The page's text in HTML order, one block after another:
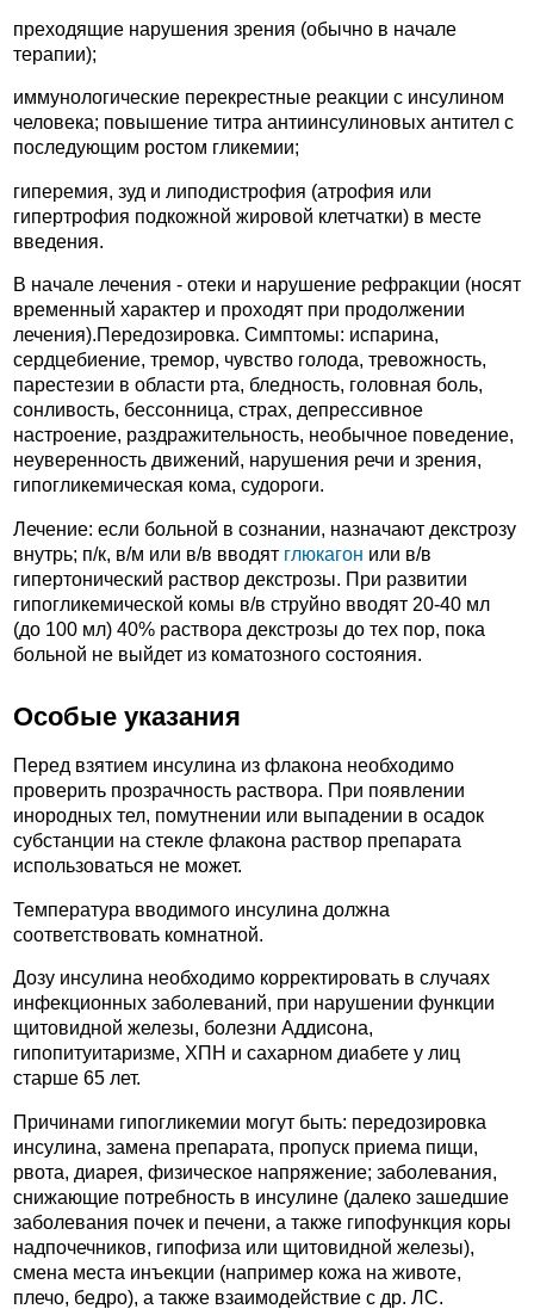
преходящие нарушения зрения (обычно в начале
терапии);
иммунологические перекрестные реакции с инсулином
человека; повышение титра антиинсулиновых антител с
последующим ростом гликемии;
гиперемия, зуд и липодистрофия (атрофия или
гипертрофия подкожной жировой клетчатки) в месте
введения.
В начале лечения - отеки и нарушение рефракции (носят
временный характер и проходят при продолжении
лечения).Передозировка. Симптомы: испарина,
сердцебиение, тремор, чувство голода, тревожность,
парестезии в области рта, бледность, головная боль,
сонливость, бессонница, страх, депрессивное
настроение, раздражительность, необычное поведение,
неуверенность движений, нарушения речи и зрения,
гипогликемическая кома, судороги.
Лечение: если больной в сознании, назначают декстрозу
внутрь; п/к, в/м или в/в вводят глюкагон или в/в
гипертонический раствор декстрозы. При развитии
гипогликемической комы в/в струйно вводят 20-40 мл
(до 100 мл) 40% раствора декстрозы до тех пор, пока
больной не выйдет из коматозного состояния.
Особые указания
Перед взятием инсулина из флакона необходимо
проверить прозрачность раствора. При появлении
инородных тел, помутнении или выпадении в осадок
субстанции на стекле флакона раствор препарата
использоваться не может.
Температура вводимого инсулина должна
соответствовать комнатной.
Дозу инсулина необходимо корректировать в случаях
инфекционных заболеваний, при нарушении функции
щитовидной железы, болезни Аддисона,
гипопитуитаризме, ХПН и сахарном диабете у лиц
старше 65 лет.
Причинами гипогликемии могут быть: передозировка
инсулина, замена препарата, пропуск приема пищи,
рвота, диарея, физическое напряжение; заболевания,
снижающие потребность в инсулине (далеко зашедшие
заболевания почек и печени, а также гипофункция коры
надпочечников, гипофиза или щитовидной железы),
смена места инъекции (например кожа на животе,
плечо, бедро), а также взаимодействие с др. ЛС.